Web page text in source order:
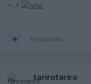
<_<
Responder
tarirotariro